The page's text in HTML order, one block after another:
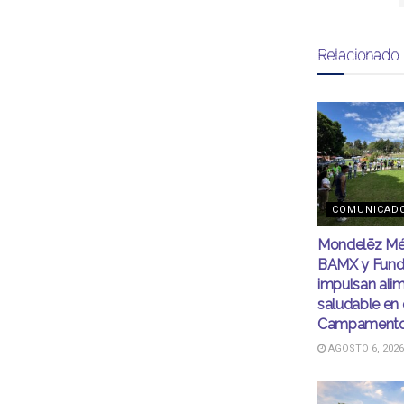
Relacionado
Mondelēz
BAMX y
impulsan
saludable en
AGOSTO 6, 2026